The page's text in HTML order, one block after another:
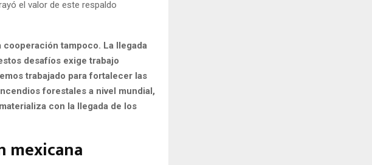
el valor de este respaldo
tampoco. La llegada
desafíos exige trabajo
trabajado para fortalecer las
forestales a nivel mundial,
con la llegada de los
mexicana